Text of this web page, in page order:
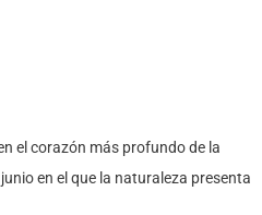
el corazón más profundo de la
en el que la naturaleza presenta